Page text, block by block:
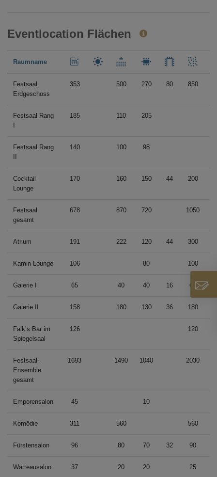
Eventlocation Flächen
Raumname
Festsaal
Erdgeschoss
353 500 270 80 850
Festsaal Rang
I
185 110 205
Festsaal Rang
II
140 100 98
Cocktail
Lounge
170 160 150 44 200
Festsaal
gesamt
678 870 720 1050
Atrium 191 222 120 44 300
Kamin Lounge 106 80 100
Galerie I 65 40 40 16 60
Galerie II 158 180 130 36 180
Falk’s Bar im
Spiegelsaal
126 120
Festsaal-
Ensemble
gesamt
1693 1490 1040 2030
Emporensalon 45 10
Komödie 311 560 560
Fürstensalon 96 80 70 32 90
Watteausalon 37 20 20 25